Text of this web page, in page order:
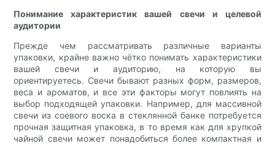
Понимание характеристик вашей свечи и целевой
аудитории
Прежде чем рассматривать различные варианты
упаковки, крайне важно чётко понимать характеристики
вашей свечи и аудиторию, на которую вы
ориентируетесь. Свечи бывают разных форм, размеров,
веса и ароматов, и все эти факторы могут повлиять на
выбор подходящей упаковки. Например, для массивной
свечи из соевого воска в стеклянной банке потребуется
прочная защитная упаковка, в то время как для хрупкой
чайной свечи может понадобиться более компактная и